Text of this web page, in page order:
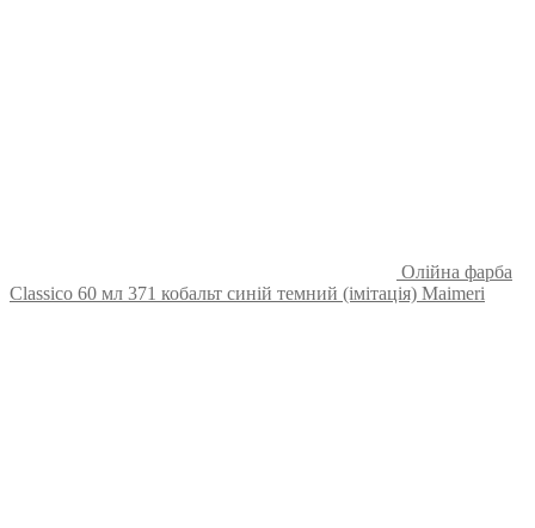
Олійна фарба
Classico 60 мл 371 кобальт синій темний (імітація) Maimeri